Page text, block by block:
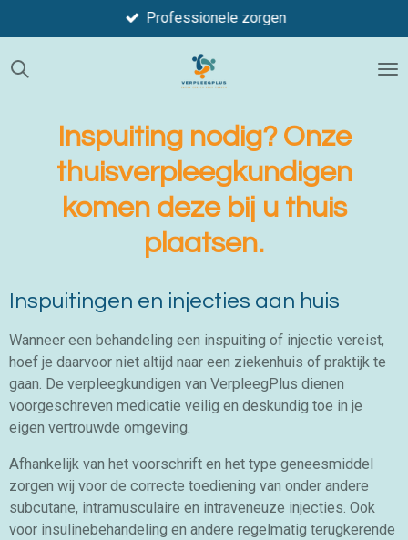
direct
naar
Professionele zorgen
Inspuiting nodig? Onze
thuisverpleegkundigen
komen deze bij u thuis
plaatsen.
Inspuitingen en injecties aan huis
Wanneer een behandeling een inspuiting of injectie vereist,
hoef je daarvoor niet altijd naar een ziekenhuis of praktijk te
gaan. De verpleegkundigen van VerpleegPlus dienen
voorgeschreven medicatie veilig en deskundig toe in je
eigen vertrouwde omgeving.
Afhankelijk van het voorschrift en het type geneesmiddel
zorgen wij voor de correcte toediening van onder andere
subcutane, intramusculaire en intraveneuze injecties. Ook
voor insulinebehandeling en andere regelmatig terugkerende